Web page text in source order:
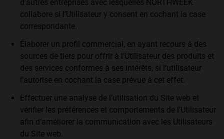
d’autres entreprises avec lesquelles NORTHWEEK
collabore si l’Utilisateur y consent en cochant la case
correspondante.
Élaborer un profil commercial, en ayant recours à des
sources de tiers pour offrir à l’Utilisateur des produits et
des services conformes à ses intérêts, si l’utilisateur
l’autorise en cochant la case prévue à cet effet.
Effectuer une analyse de l’utilisation du Site web et
vérifier les préférences et comportements de l’Utilisateur
afin d’améliorer la communication avec les Utilisateurs
du Site web.